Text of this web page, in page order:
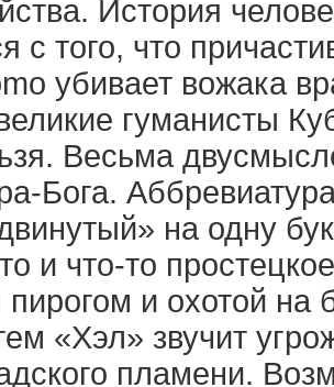
История
с того, что
убивает вожака
гуманисты
Весьма
Бога.
на одну
и что-то
и охотой на
«Хэл» звучит
пламени.